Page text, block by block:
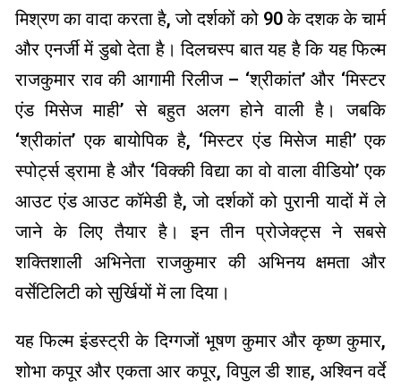
मिश्रण का वादा करता है, जो दर्शकों को 90 के दशक के चार्म
और एनर्जी में डुबो देता है। दिलचस्प बात यह है कि यह फिल्म
राजकुमार राव की आगामी रिलीज – ‘श्रीकांत’ और ‘मिस्टर
एंड मिसेज माही’ से बहुत अलग होने वाली है। जबकि
‘श्रीकांत’ एक बायोपिक है, ‘मिस्टर एंड मिसेज माही’ एक
स्पोर्ट्स ड्रामा है और ‘विक्की विद्या का वो वाला वीडियो’ एक
आउट एंड आउट कॉमेडी है, जो दर्शकों को पुरानी यादों में ले
जाने के लिए तैयार है। इन तीन प्रोजेक्ट्स ने सबसे
शक्तिशाली अभिनेता राजकुमार की अभिनय क्षमता और
वर्सेटिलिटी को सुर्खियों में ला दिया।
यह फिल्म इंडस्ट्री के दिग्गजों भूषण कुमार और कृष्ण कुमार,
शोभा कपूर और एकता आर कपूर, विपुल डी शाह, अश्विन वर्दे